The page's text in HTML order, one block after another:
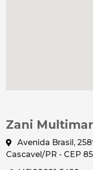
Zani
Avenida Brasil,
Cascavel/PR - CEP